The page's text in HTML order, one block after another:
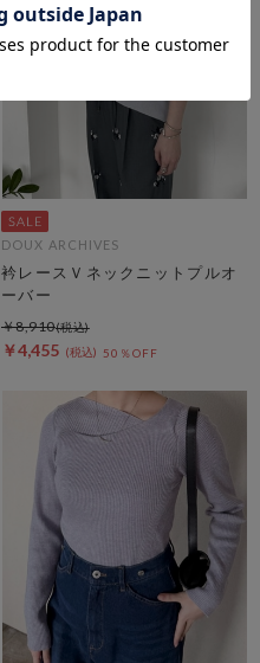
DOUX ARCHIVES
衿レースＶネックニットプルオ
ーバー
￥4,455 50％OFF
￥8,910